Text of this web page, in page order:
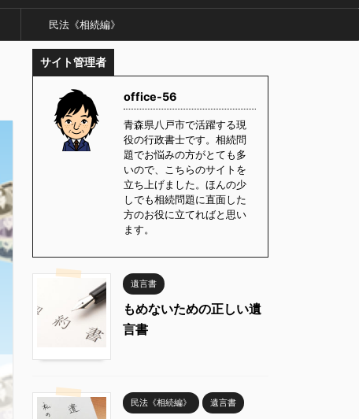
民法《相続編》
サイト管理者
office-56
青森県八戸市で活躍する現
役の行政書士です。相続問
題でお悩みの方がとても多
いので、こちらのサイトを
立ち上げました。ほんの少
しでも相続問題に直面した
方のお役に立てればと思い
ます。
遺言書
もめないための正しい遺
言書
民法《相続編》 遺言書